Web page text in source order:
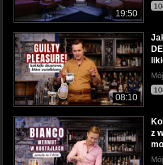
19:50
08:10
z